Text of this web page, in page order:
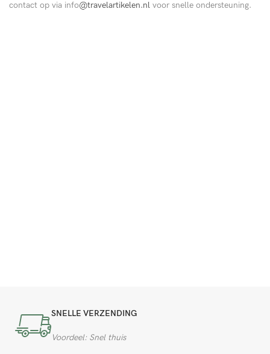
contact op via info@travelartikelen.nl voor snelle ondersteuning.
SNELLE VERZENDING
Voordeel: Snel thuis